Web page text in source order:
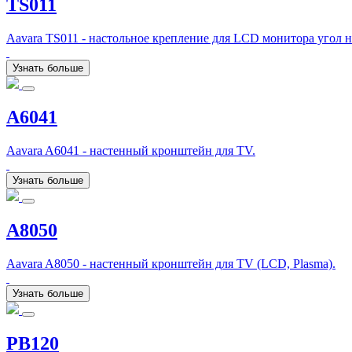
TS011
Aavara TS011 - настольное крепление для LCD монитора угол
Узнать больше
A6041
Aavara A6041 - настенный кронштейн для TV.
Узнать больше
A8050
Aavara A8050 - настенный кронштейн для TV (LCD, Plasma).
Узнать больше
PB120